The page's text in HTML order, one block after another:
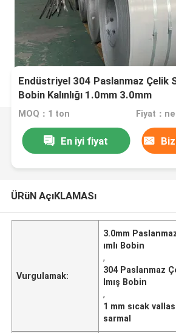
Endüstriyel 304 Paslanmaz Çelik
Bobin Kalınlığı 1.0mm 3.0mm
MOQ：1 ton Fiyat：
En iyi fiyat
ÜRüN AçıKLAMASı
Vurgulamak:
3.0mm
ımlı Bobin
,
304 Paslanmaz
lmış Bobin
,
1 mm sıcak
sarmal